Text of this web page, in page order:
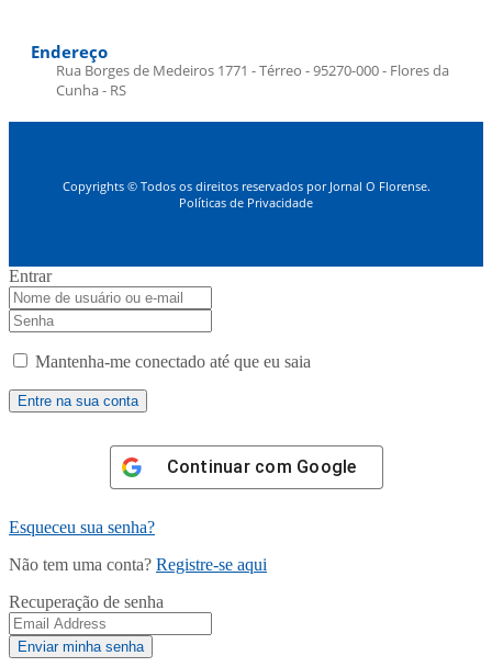
Endereço
Rua Borges de Medeiros 1771 - Térreo - 95270-000 - Flores da
Cunha - RS
Copyrights © Todos os direitos reservados por Jornal O Florense.
Políticas de Privacidade
Entrar
Mantenha-me conectado até que eu saia
Continuar com Google
Esqueceu sua senha?
Não tem uma conta? Registre-se aqui
Recuperação de senha